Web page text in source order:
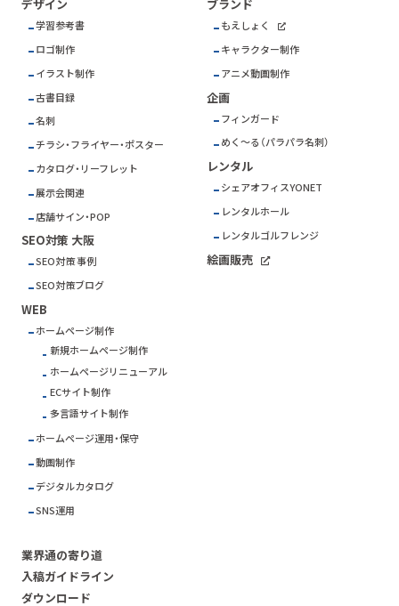
デザイン
学習参考書
ロゴ制作
イラスト制作
古書目録
名刺
チラシ・フライヤー・ポスター
カタログ・リーフレット
展示会関連
店舗サイン・POP
SEO対策 大阪
SEO対策 事例
SEO対策ブログ
WEB
ホームページ制作
新規ホームページ制作
ホームページリニューアル
ECサイト制作
多言語サイト制作
ホームページ運用・保守
動画制作
デジタルカタログ
SNS運用
ブランド
もえしょく
キャラクター制作
アニメ動画制作
企画
フィンガード
めく～る（パラパラ名刺）
レンタル
シェアオフィスYONET
レンタルホール
レンタルゴルフレンジ
絵画販売
業界通の寄り道
入稿ガイドライン
ダウンロード